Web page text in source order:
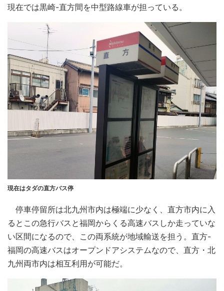
現在では黒崎-直方間を中型路線車が担っている。
現在はタダの直方バス停
停車停留所は北九州市内は極端に少なく、直方市内に入
るとこの急行バスと福岡からくる高速バスしか走っていな
い区間になるので、この両系統が地域輸送を担う。直方-
福岡の高速バスはオープンドアシステムなので、直方・北
九州両市内は相互利用が可能だ。